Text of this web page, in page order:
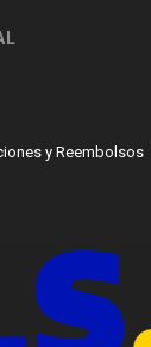
y Reembolsos